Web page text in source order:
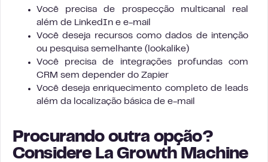
Você precisa de prospecção multicanal real
além de LinkedIn e e-mail
Você deseja recursos como dados de intenção
ou pesquisa semelhante (lookalike)
Você precisa de integrações profundas com
CRM sem depender do Zapier
Você deseja enriquecimento completo de leads
além da localização básica de e-mail
Procurando outra opção?
Considere La Growth Machine